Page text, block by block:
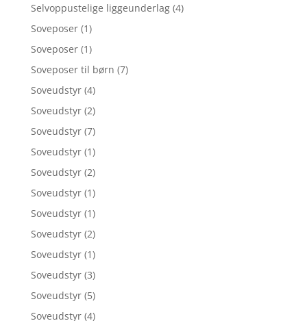
Selvoppustelige liggeunderlag (4)
Soveposer (1)
Soveposer (1)
Soveposer til børn (7)
Soveudstyr (4)
Soveudstyr (2)
Soveudstyr (7)
Soveudstyr (1)
Soveudstyr (2)
Soveudstyr (1)
Soveudstyr (1)
Soveudstyr (2)
Soveudstyr (1)
Soveudstyr (3)
Soveudstyr (5)
Soveudstyr (4)